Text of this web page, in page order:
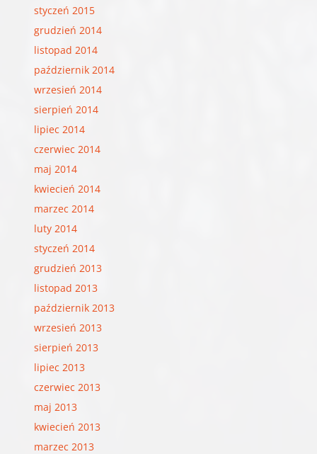
styczeń 2015
grudzień 2014
listopad 2014
październik 2014
wrzesień 2014
sierpień 2014
lipiec 2014
czerwiec 2014
maj 2014
kwiecień 2014
marzec 2014
luty 2014
styczeń 2014
grudzień 2013
listopad 2013
październik 2013
wrzesień 2013
sierpień 2013
lipiec 2013
czerwiec 2013
maj 2013
kwiecień 2013
marzec 2013